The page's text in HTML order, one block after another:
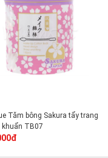
Tăm bông Sakura tẩy trang
khuẩn TB07